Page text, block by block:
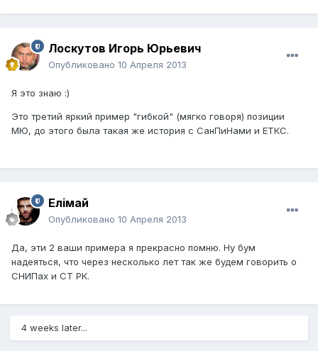
Лоскутов Игорь Юрьевич
Опубликовано 10 Апреля 2013
Я это знаю :)
Это третий яркий пример "гибкой" (мягко говоря) позиции
МЮ, до этого была такая же история с СанПиНами и ЕТКС.
Елiмай
Опубликовано 10 Апреля 2013
Да, эти 2 ваши примера я прекрасно помню. Ну бум
надеяться, что через несколько лет так же будем говорить о
СНИПах и СТ РК.
4 weeks later...